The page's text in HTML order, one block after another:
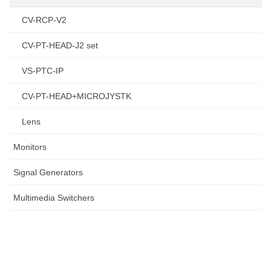
CV-RCP-V2
CV-PT-HEAD-J2 set
VS-PTC-IP
CV-PT-HEAD+MICROJYSTK
Lens
Monitors
Signal Generators
Multimedia Switchers